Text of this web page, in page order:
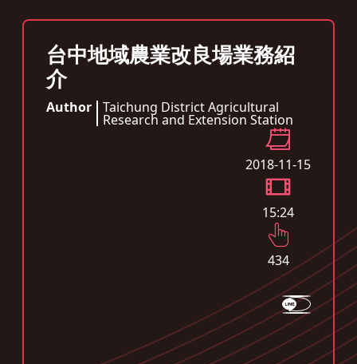
台中地域農業改良場業務紹
介
Author Taichung District Agricultural
Research and Extension Station
2018-11-15
15:24
434